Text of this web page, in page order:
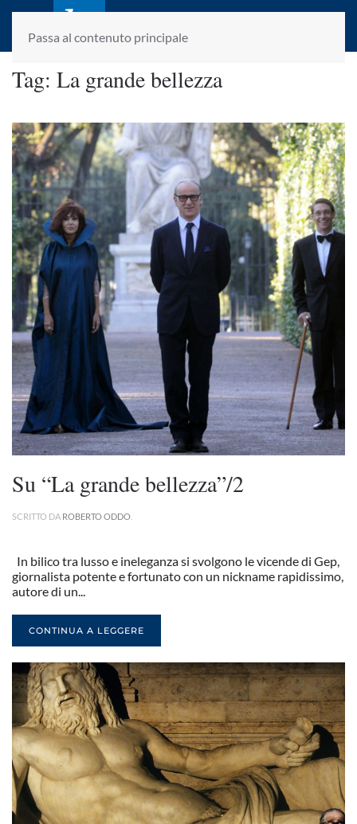
Passa al contenuto principale
laletteraturaenoi.it
fondato da Romano Luperini
Tag: La grande bellezza
Su “La grande bellezza”/2
SCRITTO DA ROBERTO ODDO
In bilico tra lusso e ineleganza si svolgono le vicende di Gep,
giornalista potente e fortunato con un nickname rapidissimo,
autore di un...
CONTINUA A LEGGERE